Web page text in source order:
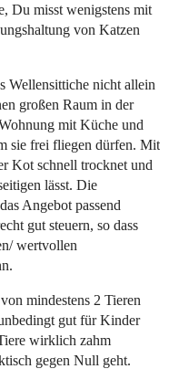
Du misst wenigstens mit
von Katzen
Wellensittiche nicht allein
großen Raum in der
mit Küche und
sie frei fliegen dürfen. Mit
Kot schnell trocknet und
lässt. Die
Angebot passend
gut steuern, so dass
wertvollen
mindestens 2 Tieren
gut für Kinder
wirklich zahm
gegen Null geht.